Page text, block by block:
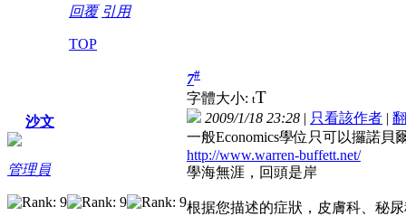
回覆 引用
TOP
沙文
管理員
7#
字體大小: tT
2009/1/18 23:28 | 只看該作者 |
一般Economics學位只可以攞諾貝
http://www.warren-buffett.net/
學海無涯，回頭是岸
根据您描述的症狀，皮膚科、秘